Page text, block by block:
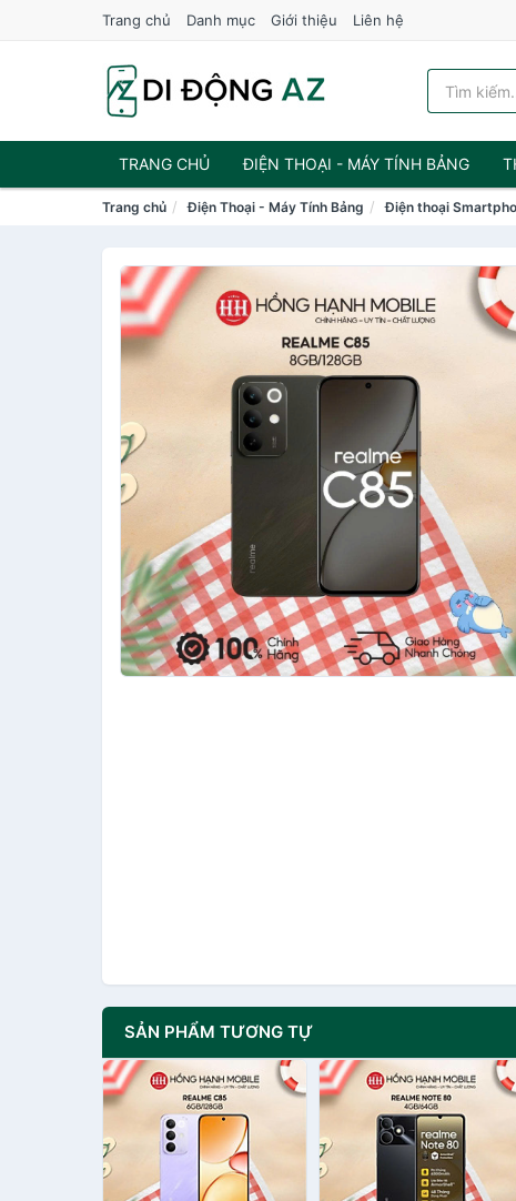
Trang chủ Danh mục Giới thiệu Liên hệ
TRANG CHỦ ĐIỆN THOẠI - MÁY TÍNH BẢNG
Trang chủ Điện Thoại - Máy Tính Bảng Điện thoại
SẢN PHẨM TƯƠNG TỰ